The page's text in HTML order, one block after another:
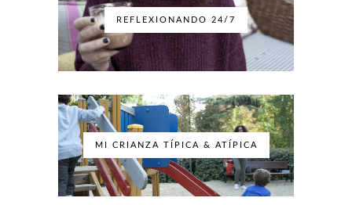
REFLEXIONANDO 24/7
MI CRIANZA TÍPICA & ATÍPICA